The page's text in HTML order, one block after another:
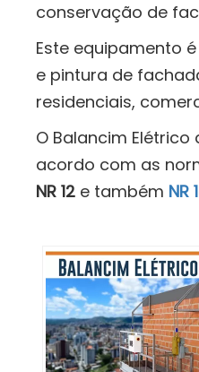
conservação de
Este equipamento
e pintura de
residenciais,
O Balancim
acordo com as
NR 12 e também NR